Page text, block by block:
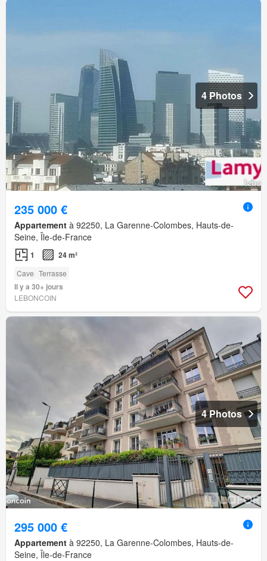
4 Photos
235 000 €
Appartement à 92250, La Garenne-Colombes, Hauts-de-
Seine, Île-de-France
1 24 m²
Cave Terrasse
Il y a 30+ jours
LEBONCOIN
4 Photos
295 000 €
Appartement à 92250, La Garenne-Colombes, Hauts-de-
Seine, Île-de-France